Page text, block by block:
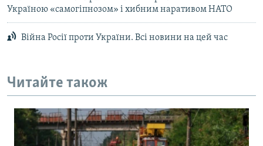
Україною «самогіпнозом» і хибним наративом НАТО
Війна Росії проти України. Всі новини на цей час
Читайте також